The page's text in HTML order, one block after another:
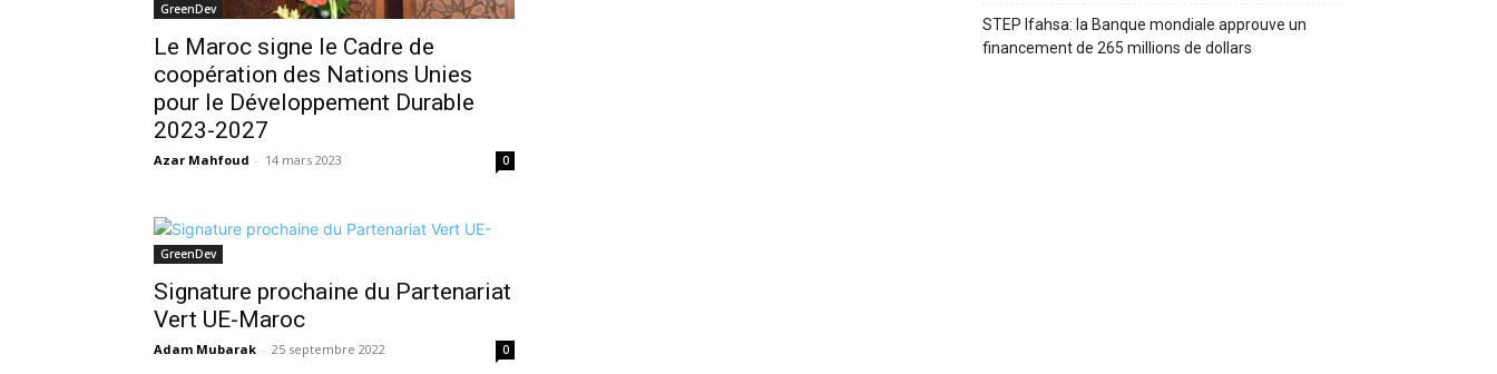
GreenDev
Le Maroc signe le Cadre de
coopération des Nations Unies
pour le Développement Durable
2023-2027
Azar Mahfoud - 14 mars 2023 0
GreenDev
Signature prochaine du Partenariat
Vert UE-Maroc
Adam Mubarak - 25 septembre 2022 0
STEP Ifahsa: la Banque mondiale approuve un
financement de 265 millions de dollars